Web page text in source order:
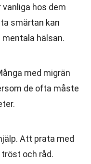
hos dem
smärtan kan
hälsan.
med migrän
de ofta måste
Att prata med
och råd.